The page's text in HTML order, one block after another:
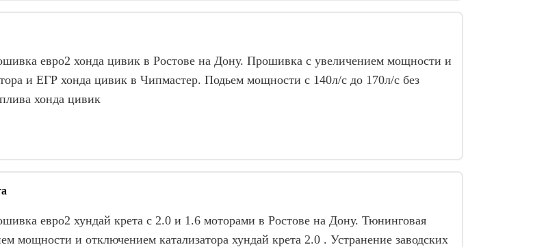
евро2 хонда цивик в Ростове на Дону. Прошивка с увеличением мощности и
и ЕГР хонда цивик в Чипмастер. Подьем мощности с 140л/с до 170л/с без
хонда цивик
евро2 хундай крета с 2.0 и 1.6 моторами в Ростове на Дону. Тюнинговая
мощности и отключением катализатора хундай крета 2.0 . Устранение заводских